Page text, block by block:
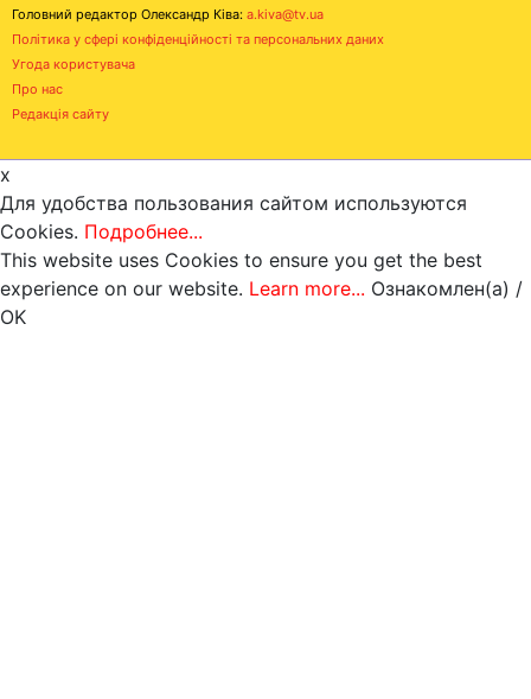
Головний редактор Олександр Ківа: a.kiva@tv.ua
Політика у сфері конфіденційності та персональних даних
Угода користувача
Про нас
Редакція сайту
x
Для удобства пользования сайтом используются
Cookies. Подробнее...
This website uses Cookies to ensure you get the best
experience on our website. Learn more... Ознакомлен(а) /
OK